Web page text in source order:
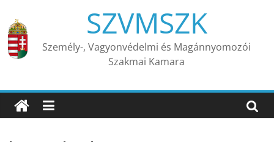
content
SZVMSZK
Személy-, Vagyonvédelmi és Magánnyomozói
Szakmai Kamara